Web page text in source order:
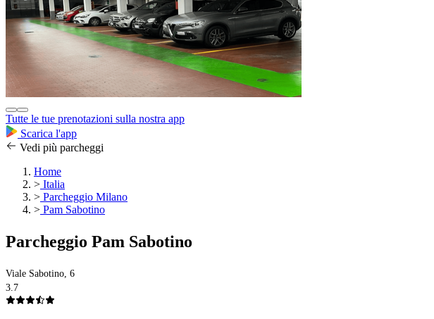
Tutte le tue prenotazioni sulla nostra app
Scarica l'app
Vedi più parcheggi
Home
> Italia
> Parcheggio Milano
> Pam Sabotino
Parcheggio Pam Sabotino
Viale Sabotino, 6
3.7